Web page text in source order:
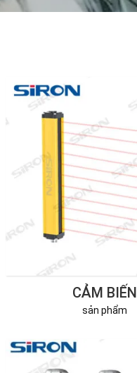
CẢM BIẾN
sản phẩm